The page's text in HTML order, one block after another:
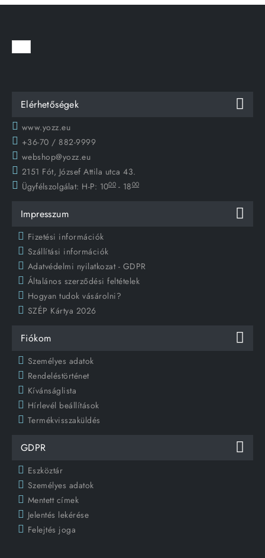
Elérhetőségek
www.yozz.eu
+36-70 / 882-9999
webshop@yozz.eu
2151 Fót, József Attila utca 43.
Ügyfélszolgálat: H-P: 1000 - 1800
Impresszum
Fizetési információk
Szállítási információk
Adatvédelmi nyilatkozat - GDPR
Általános szerződési feltételek
Hogyan tudok vásárolni?
SZÉP Kártya 2026
Fiókom
Személyes adatok
Rendeléstörténet
Kívánságlista
Hírlevél beállítások
Termékvisszaküldés
GDPR
Eszköztár
Személyes adatok
Mentett címek
Jelentés lekérése
Felejtés joga